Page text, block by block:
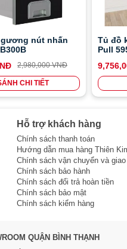
nút nhấn
2,980,000 VNĐ
CHI TIẾT
Tủ đồ
Pull
Hỗ trợ khách hàng
Chính sách thanh toán
Hướng dẫn mua hàng Thiên
Chính sách vận chuyển và
Chính sách bảo hành
Chính sách đổi trả hoàn tiền
Chính sách bảo mật
Chính sách kiểm hàng
QUẬN BÌNH THẠNH